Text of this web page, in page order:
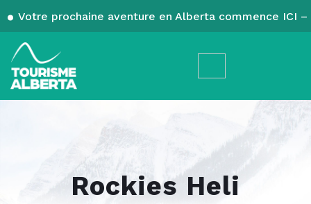
Votre prochaine aventure en Alberta commence ICI
Rockies Heli